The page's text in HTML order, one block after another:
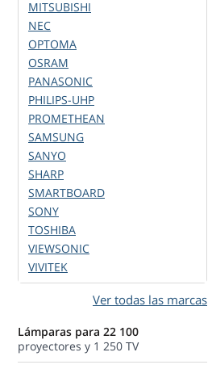
MITSUBISHI
NEC
OPTOMA
OSRAM
PANASONIC
PHILIPS-UHP
PROMETHEAN
SAMSUNG
SANYO
SHARP
SMARTBOARD
SONY
TOSHIBA
VIEWSONIC
VIVITEK
Ver todas las marcas
Lámparas para 22 100
proyectores y 1 250 TV